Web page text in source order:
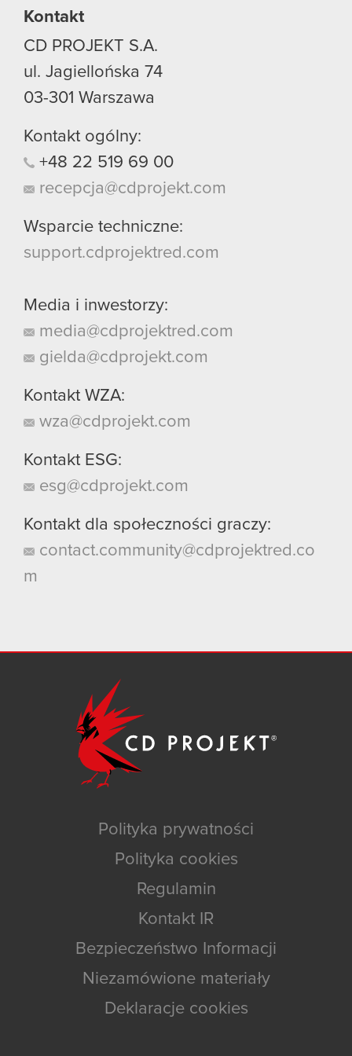
Kontakt
CD PROJEKT S.A.
ul. Jagiellońska 74
03-301 Warszawa
Kontakt ogólny:
+48 22 519 69 00
recepcja@cdprojekt.com
Wsparcie techniczne:
support.cdprojektred.com
Media i inwestorzy:
media@cdprojektred.com
gielda@cdprojekt.com
Kontakt WZA:
wza@cdprojekt.com
Kontakt ESG:
esg@cdprojekt.com
Kontakt dla społeczności graczy:
contact.community@cdprojektred.co
m
Polityka prywatności
Polityka cookies
Regulamin
Kontakt IR
Bezpieczeństwo Informacji
Niezamówione materiały
Deklaracje cookies